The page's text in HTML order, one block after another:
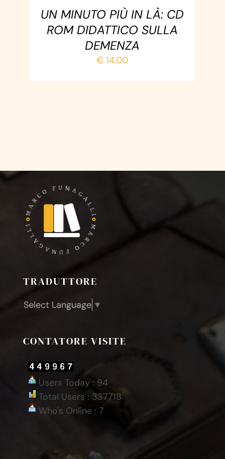
UN MINUTO PIÙ IN LÀ: CD
ROM DIDATTICO SULLA
DEMENZA
€ 14,00
TRADUTTORE
Select Language ▼
CONTATORE VISITE
Users Today : 94
Total Users : 337718
Who's Online : 7